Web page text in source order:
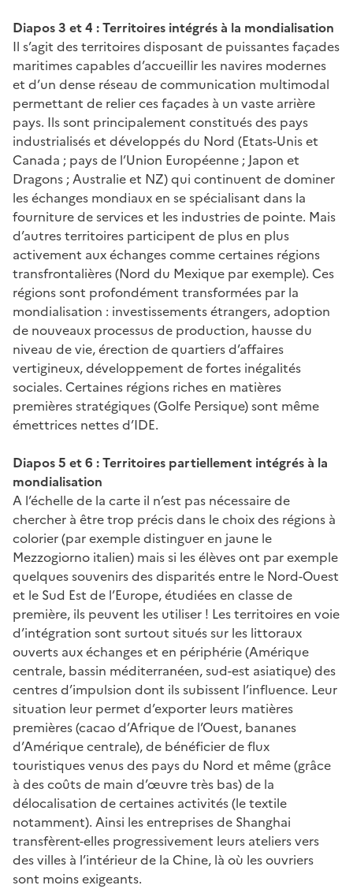
Diapos 3 et 4 : Territoires intégrés à la mondialisation
Il s’agit des territoires disposant de puissantes façades
maritimes capables d’accueillir les navires modernes
et d’un dense réseau de communication multimodal
permettant de relier ces façades à un vaste arrière
pays. Ils sont principalement constitués des pays
industrialisés et développés du Nord (Etats-Unis et
Canada ; pays de l’Union Européenne ; Japon et
Dragons ; Australie et NZ) qui continuent de dominer
les échanges mondiaux en se spécialisant dans la
fourniture de services et les industries de pointe. Mais
d’autres territoires participent de plus en plus
activement aux échanges comme certaines régions
transfrontalières (Nord du Mexique par exemple). Ces
régions sont profondément transformées par la
mondialisation : investissements étrangers, adoption
de nouveaux processus de production, hausse du
niveau de vie, érection de quartiers d’affaires
vertigineux, développement de fortes inégalités
sociales. Certaines régions riches en matières
premières stratégiques (Golfe Persique) sont même
émettrices nettes d’IDE.
Diapos 5 et 6 : Territoires partiellement intégrés à la
mondialisation
A l’échelle de la carte il n’est pas nécessaire de
chercher à être trop précis dans le choix des régions à
colorier (par exemple distinguer en jaune le
Mezzogiorno italien) mais si les élèves ont par exemple
quelques souvenirs des disparités entre le Nord-Ouest
et le Sud Est de l’Europe, étudiées en classe de
première, ils peuvent les utiliser ! Les territoires en voie
d’intégration sont surtout situés sur les littoraux
ouverts aux échanges et en périphérie (Amérique
centrale, bassin méditerranéen, sud-est asiatique) des
centres d’impulsion dont ils subissent l’influence. Leur
situation leur permet d’exporter leurs matières
premières (cacao d’Afrique de l’Ouest, bananes
d’Amérique centrale), de bénéficier de flux
touristiques venus des pays du Nord et même (grâce
à des coûts de main d’œuvre très bas) de la
délocalisation de certaines activités (le textile
notamment). Ainsi les entreprises de Shanghai
transfèrent-elles progressivement leurs ateliers vers
des villes à l’intérieur de la Chine, là où les ouvriers
sont moins exigeants.